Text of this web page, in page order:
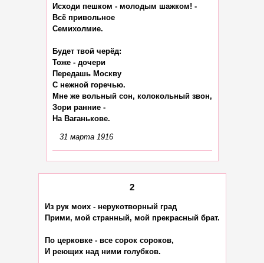
Исходи пешком - молодым шажком! -
Всё привольное
Семихолмие.
Будет твой черёд:
Тоже - дочери
Передашь Москву
С нежной горечью.
Мне же вольный сон, колокольный звон,
Зори ранние -
31 марта 1916
2
Из рук моих - нерукотворный град
Прими, мой странный, мой прекрасный брат.
По церковке - всe сорок сороков,
И реющих над ними голубков.